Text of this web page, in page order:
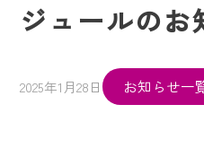
ジュールのお
2025年1月28日 お知らせ一